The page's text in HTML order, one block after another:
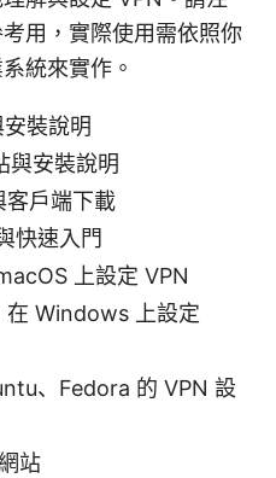
用，實際使用需依照你
統來實作。
裝說明
與安裝說明
客戶端下載
快速入門
上設定 VPN
Windows 上設定
、Fedora 的 VPN 設
站